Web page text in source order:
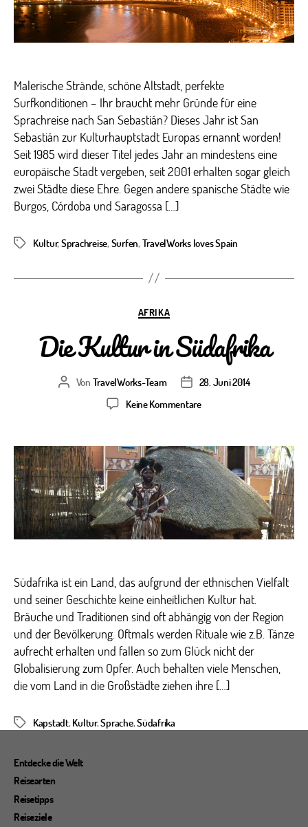
Malerische Strände, schöne Altstadt, perfekte
Surfkonditionen – Ihr braucht mehr Gründe für eine
Sprachreise nach San Sebastián? Dieses Jahr ist San
Sebastián zur Kulturhauptstadt Europas ernannt worden!
Seit 1985 wird dieser Titel jedes Jahr an mindestens eine
europäische Stadt vergeben, seit 2001 erhalten sogar gleich
zwei Städte diese Ehre. Gegen andere spanische Städte wie
Burgos, Córdoba und Saragossa […]
Schlagwörter
Kultur,Sprachreise, Surfen, TravelWorks loves Spain
Kategorien
AFRIKA
Die Kultur in Südafrika
Beitragsautor
Von TravelWorks-Team Veröffentlichungsdatum
28. Juni 2014
Keine Kommentarezu
in
Südafrika
Südafrika ist ein Land, das aufgrund der ethnischen Vielfalt
und seiner Geschichte keine einheitlichen Kultur hat.
Bräuche und Traditionen sind oft abhängig von der Region
und der Bevölkerung. Oftmals werden Rituale wie z.B. Tänze
aufrecht erhalten und fallen so zum Glück nicht der
Globalisierung zum Opfer. Auch behalten viele Menschen,
die vom Land in die Großstädte ziehen ihre […]
Schlagwörter
Kapstadt, Kultur,Sprache,Südafrika
Entdecke die Welt
Reisearten
Reisetipps
Reiseziele